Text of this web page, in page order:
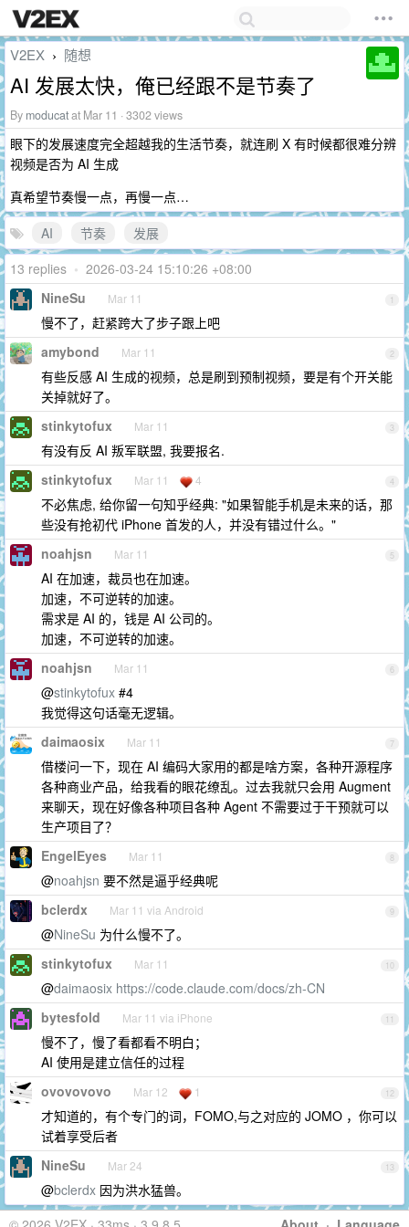
V2EX › 随想
AI 发展太快，俺已经跟不是节奏了
By moducatat Mar 11 · 3302 views
眼下的发展速度完全超越我的生活节奏，就连刷 X 有时候都很难分辨
视频是否为 AI 生成
真希望节奏慢一点，再慢一点…
AI
节奏
发展
13 replies • 2026-03-24 15:10:26 +08:00
1
NineSu Mar 11
慢不了，赶紧跨大了步子跟上吧
2
amybond Mar 11
有些反感 AI 生成的视频，总是刷到预制视频，要是有个开关能
关掉就好了。
3
stinkytofux Mar 11
有没有反 AI 叛军联盟, 我要报名.
4
stinkytofux Mar 11 4
不必焦虑, 给你留一句知乎经典: "如果智能手机是未来的话，那
些没有抢初代 iPhone 首发的人，并没有错过什么。"
5
noahjsn Mar 11
AI 在加速，裁员也在加速。
加速，不可逆转的加速。
需求是 AI 的，钱是 AI 公司的。
加速，不可逆转的加速。
6
noahjsn Mar 11
@stinkytofux #4
我觉得这句话毫无逻辑。
7
daimaosix Mar 11
借楼问一下，现在 AI 编码大家用的都是啥方案，各种开源程序
各种商业产品，给我看的眼花缭乱。过去我就只会用 Augment
来聊天，现在好像各种项目各种 Agent 不需要过于干预就可以
生产项目了？
8
EngelEyes Mar 11
@noahjsn 要不然是逼乎经典呢
9
bclerdx Mar 11 via Android
@NineSu 为什么慢不了。
10
stinkytofux Mar 11
@daimaosix https://code.claude.com/docs/zh-CN
11
bytesfold Mar 11 via iPhone
慢不了，慢了看都看不明白；
AI 使用是建立信任的过程
12
ovovovovo Mar 12 1
才知道的，有个专门的词，FOMO,与之对应的 JOMO ，你可以
试着享受后者
13
NineSu Mar 24
@bclerdx 因为洪水猛兽。